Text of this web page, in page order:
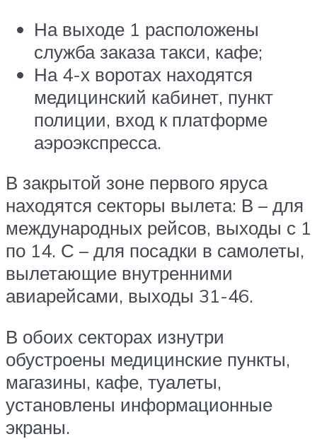
На выходе 1 расположены
служба заказа такси, кафе;
На 4-х воротах находятся
медицинский кабинет, пункт
полиции, вход к платформе
аэроэкспресса.
В закрытой зоне первого яруса
находятся секторы вылета: В – для
международных рейсов, выходы с 1
по 14. С – для посадки в самолеты,
вылетающие внутренними
авиарейсами, выходы 31-46.
В обоих секторах изнутри
обустроены медицинские пункты,
магазины, кафе, туалеты,
установлены информационные
экраны.